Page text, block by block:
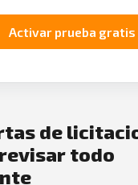
Activar prueba gratis
de
todo